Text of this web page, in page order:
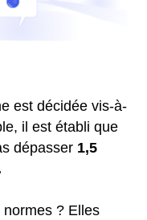
est décidée vis-à-
il est établi que
dépasser 1,5
? Elles